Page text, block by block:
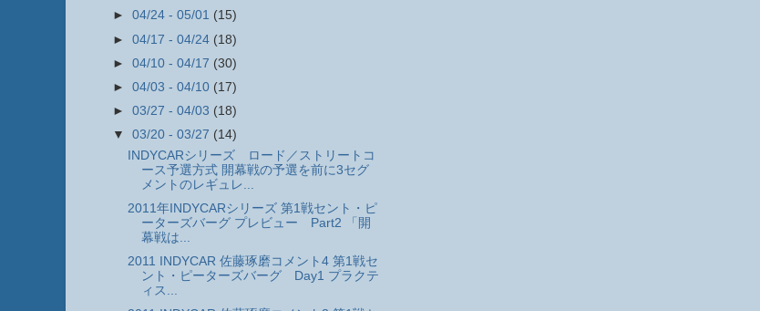
► 04/24 - 05/01 (15)
► 04/17 - 04/24 (18)
► 04/10 - 04/17 (30)
► 04/03 - 04/10 (17)
► 03/27 - 04/03 (18)
▼ 03/20 - 03/27 (14)
INDYCARシリーズ ロード／ストリートコ
ース予選方式 開幕戦の予選を前に3セグ
メントのレギュレ...
2011年INDYCARシリーズ 第1戦セント・ピ
ーターズバーグ プレビュー Part2 「開
幕戦は...
2011 INDYCAR 佐藤琢磨コメント4 第1戦セ
ント・ピーターズバーグ Day1 プラクテ
ィス...